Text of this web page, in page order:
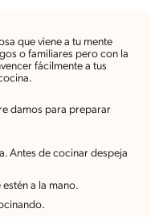
que viene a tu mente
o familiares pero con la
fácilmente a tus
damos para preparar
Antes de cocinar despeja
a la mano.